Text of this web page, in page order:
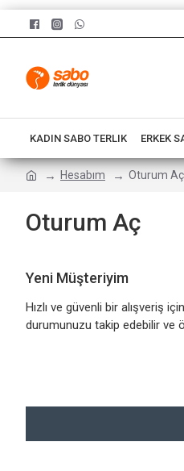
KADIN SABO TERLIK ERKEK
Hesabım Oturum Aç
Oturum Aç
Yeni Müşteriyim
Hızlı ve güvenli bir alışveriş
durumunuzu takip edebilir ve